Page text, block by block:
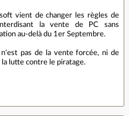
vient de changer les règles de
la vente de PC sans
au-delà du 1er Septembre.
n'est pas de la vente forcée, ni de
lutte contre le piratage.